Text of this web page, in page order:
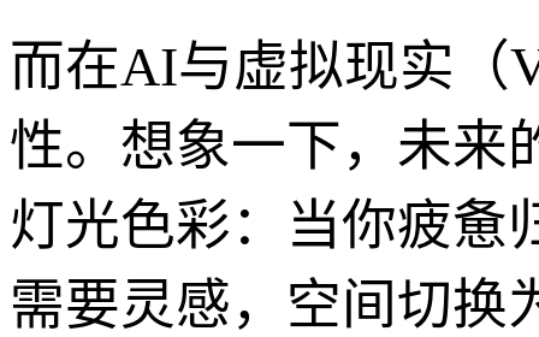
而在AI与虚拟现实（
性。想象一下，未来
灯光色彩：当你疲惫
需要灵感，空间切换